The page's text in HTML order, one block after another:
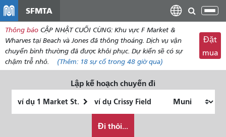
dung
SFMTA
Thông báo CẬP NHẬT CUỐI CÙNG: Khu vực F Market &
Wharves tại Beach và Jones đã thông thoáng. Dịch vụ vận
chuyển bình thường đã được khôi phục. Dự kiến ​​sẽ có sự
chậm trễ nhỏ.
(Thêm: 18 sự cố trong 48 giờ qua)
Đặt
mua
Lập kế hoạch chuyến đi
thúc
muốn
Đi thôi...